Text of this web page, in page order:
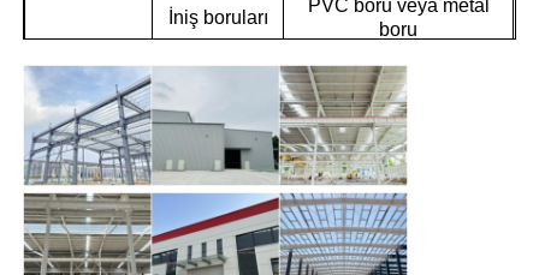
Çelik Yapı Şedi
Ağır Çelik Yapı
Çelik yapı köprüsü
çelik yapı ofisi
İniş boruları
PVC boru veya metal
boru
Kenar kapağı
Alüminyum levha
Havalandırma
Paslanmaz çelik
havalandırma
Vinç
Çizim gereksinimini takip
edin